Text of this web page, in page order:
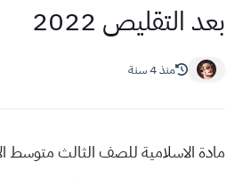
بعد التقليص 2022
منذ 4 سنة
مادة الاسلامية للصف الثالث متوسط